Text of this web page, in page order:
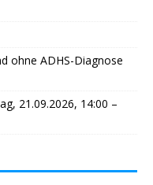
ohne ADHS-Diagnose
21.09.2026, 14:00 –